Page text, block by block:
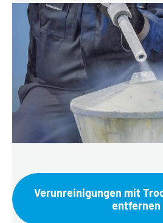
Verunreinigungen mit
entfernen